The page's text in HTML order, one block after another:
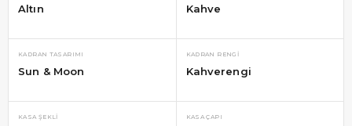
Altın Kahve
KADRAN TASARIMI
Sun & Moon
KADRAN RENGI
Kahverengi
KASA ŞEKLI KASA ÇAPI